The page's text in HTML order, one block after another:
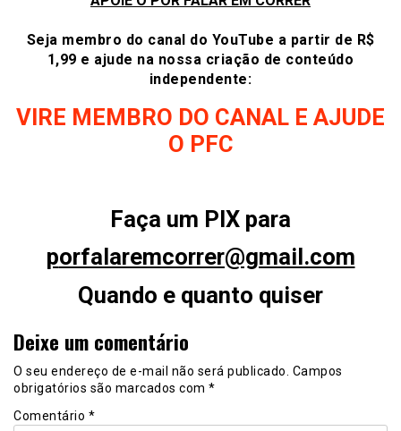
Seja membro do canal do YouTube a partir de R$
1,99 e ajude na nossa criação de conteúdo
independente:
VIRE MEMBRO DO CANAL E AJUDE
O PFC
Faça um PIX para
porfalaremcorrer@gmail.com
Quando e quanto quiser
Deixe um comentário
O seu endereço de e-mail não será publicado. Campos
obrigatórios são marcados com *
Comentário *